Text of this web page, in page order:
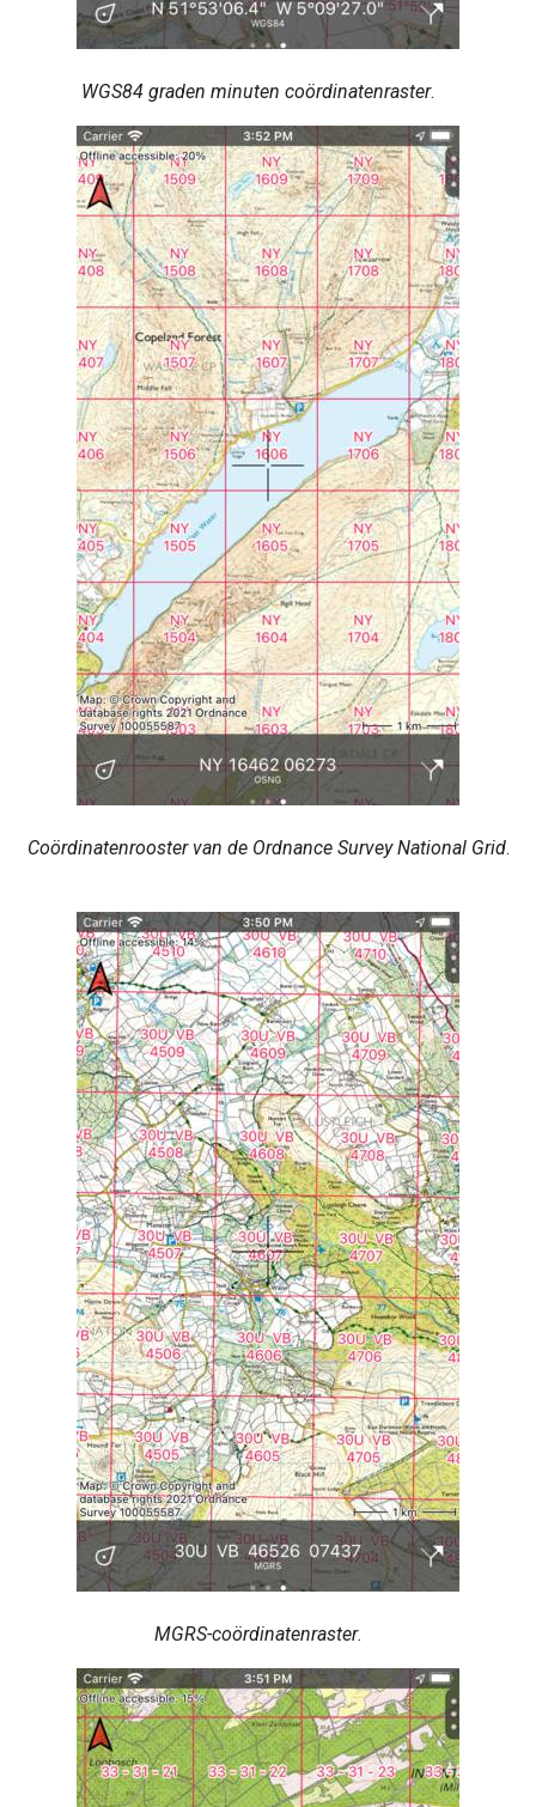
WGS84 graden minuten coördinatenraster.
Coördinatenrooster van de Ordnance Survey National Grid.
MGRS-coördinatenraster.